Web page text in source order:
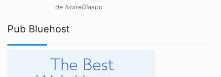
de IvoireDiaspo
Pub Bluehost